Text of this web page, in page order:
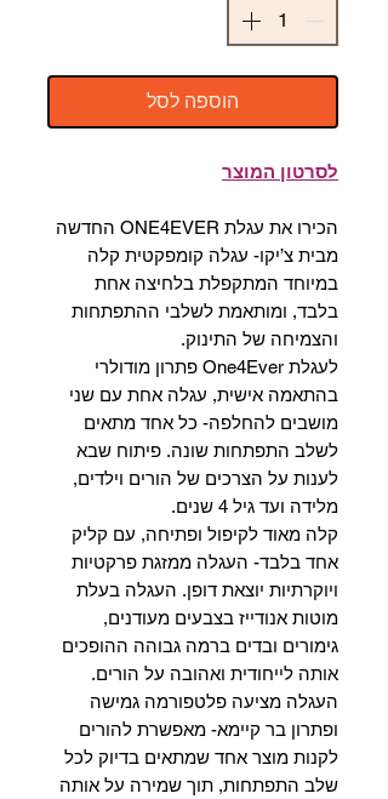
הוספה לסל
לסרטון המוצר
הכירו את עגלת ONE4EVER החדשה
מבית צ’יקו- עגלה קומפקטית קלה
במיוחד המתקפלת בלחיצה אחת
בלבד, ומותאמת לשלבי ההתפתחות
והצמיחה של התינוק.
לעגלת One4Ever פתרון מודולרי
בהתאמה אישית, עגלה אחת עם שני
מושבים להחלפה- כל אחד מתאים
לשלב התפתחות שונה. פיתוח שבא
לענות על הצרכים של הורים וילדים,
מלידה ועד גיל 4 שנים.
קלה מאוד לקיפול ופתיחה, עם קליק
אחד בלבד- העגלה ממזגת פרקטיות
ויוקרתיות יוצאת דופן. העגלה בעלת
מוטות אנודייז בצבעים מעודנים,
גימורים ובדים ברמה גבוהה ההופכים
אותה לייחודית ואהובה על הורים.
העגלה מציעה פלטפורמה גמישה
ופתרון בר קיימא- מאפשרת להורים
לקנות מוצר אחד שמתאים בדיוק לכל
שלב התפתחות, תוך שמירה על אותה